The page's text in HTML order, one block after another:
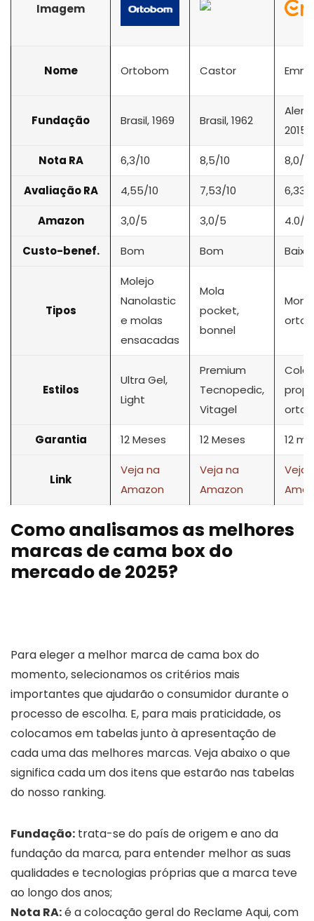
Imagem
Nome Ortobom Castor
Fundação Brasil, 1969 Brasil, 1962
2015
Nota RA 6,3/10 8,5/10 8,0/10
Avaliação RA 4,55/10 7,53/10 6,33/
Amazon 3,0/5 3,0/5 4.0/5
Custo-benef. Bom Bom Baixo
Tipos
Molejo
Nanolastic
e molas
ensacadas
Mola
pocket,
bonnel
Estilos
Ultra Gel,
Light
Premium
Tecnopedic,
Vitagel
Garantia 12 Meses 12 Meses 12
Link
Veja na
Amazon
Veja na
Amazon
Veja
Como analisamos as melhores
marcas de cama box do
mercado de 2025?
Para eleger a melhor marca de cama box do
momento, selecionamos os critérios mais
importantes que ajudarão o consumidor durante o
processo de escolha. E, para mais praticidade, os
colocamos em tabelas junto à apresentação de
cada uma das melhores marcas. Veja abaixo o que
significa cada um dos itens que estarão nas tabelas
do nosso ranking.
Fundação: trata-se do país de origem e ano da
fundação da marca, para entender melhor as suas
qualidades e tecnologias próprias que a marca teve
ao longo dos anos;
Nota RA:é a colocação geral do Reclame Aqui, com